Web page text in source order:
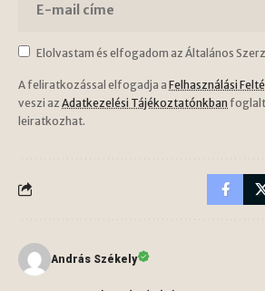
Elolvastam és elfogadom az Általános
A feliratkozással elfogadja a Felhasználási
veszi az Adatkezelési Tájékoztatónkban
leiratkozhat.
András Székely